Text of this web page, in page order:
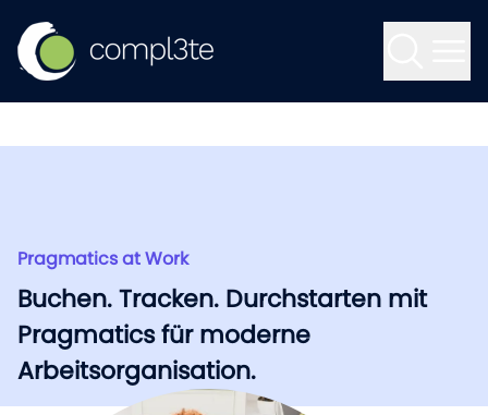
Zum Inhalt springen
Kontakt
Consulting
Software-Entwicklung
Pragmatics at Work
Buchen. Tracken. Durchstarten mit
Pragmatics für moderne
Arbeitsorganisation.
Pragmatics at Work
Buchen. Tracken. Durchstarten mit
Pragmatics für moderne
Arbeitsorganisation.